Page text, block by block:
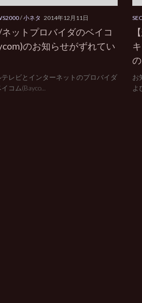
/小ネタ 2014年12月11日
ットプロバイダのベイコ
のお知らせがずれてい
レビとインターネットのプロバイダ
コム(Bayco...
お
よ